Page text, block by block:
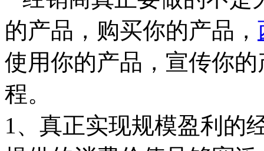
的产品，购买你的产品，
使用你的产品，宣传你
程。
1、真正实现规模盈利的